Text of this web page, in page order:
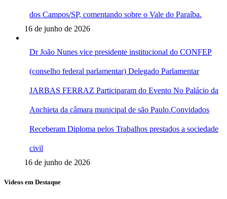
dos Campos/SP, comentando sobre o Vale do Paraíba.
16 de junho de 2026
Dr João Nunes vice presidente institucional do CONFEP
(conselho federal parlamentar) Delegado Parlamentar
JARBAS FERRAZ Participaram do Evento No Palácio da
Anchieta da câmara municipal de são Paulo.Convidados
Receberam Diploma pelos Trabalhos prestados a sociedade
civil
16 de junho de 2026
Vídeos em Destaque